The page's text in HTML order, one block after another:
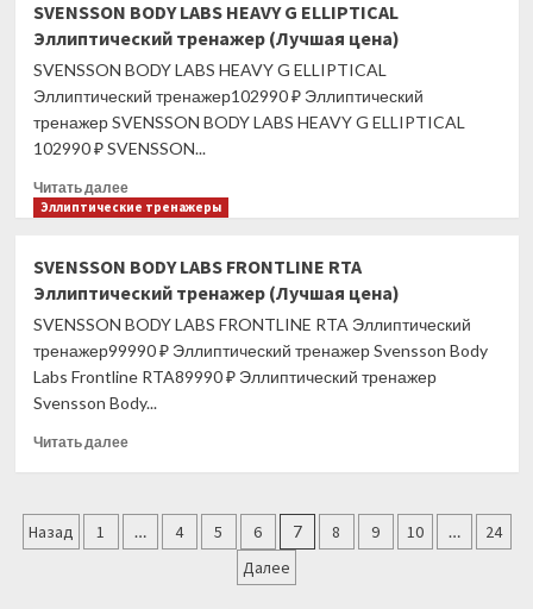
рама
OXYGEN
FITNESS
FARGO
(Лучшая
цена)
SVENSSON BODY LABS HEAVY G ELLIPTICAL
Эллиптический тренажер (Лучшая цена)
SVENSSON BODY LABS HEAVY G ELLIPTICAL
Эллиптический тренажер102990 ₽ Эллиптический
тренажер SVENSSON BODY LABS HEAVY G ELLIPTICAL
102990 ₽ SVENSSON...
Читать далееПрочитать
больше
BODY
LABS
HEAVY
G
Эллиптический
тренажер
Эллиптические тренажеры
SVENSSON BODY LABS FRONTLINE RTA
Эллиптический тренажер (Лучшая цена)
SVENSSON BODY LABS FRONTLINE RTA Эллиптический
тренажер99990 ₽ Эллиптический тренажер Svensson Body
Labs Frontline RTA89990 ₽ Эллиптический тренажер
Svensson Body...
Читать далееПрочитать
LABS
Пагинация
Назад 1 … 4 5 6 7 8 9 10 …
24
Далее